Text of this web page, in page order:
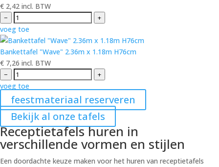
€ 2,42 incl. BTW
− +
voeg toe
Bankettafel "Wave" 2.36m x 1.18m H76cm
€ 7,26 incl. BTW
− +
voeg toe
feestmateriaal reserveren
Bekijk al onze tafels
Receptietafels huren in
verschillende vormen en stijlen
Een doordachte keuze maken voor het huren van receptietafels